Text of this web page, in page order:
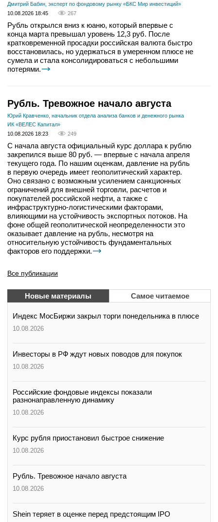
Дмитрий Бабин, эксперт по фондовому рынку «БКС Мир инвестиций»
10.08.2026 18:45
267
Рубль открылся вниз к юаню, который впервые с
конца марта превышал уровень 12,3 руб. После
кратковременной просадки российская валюта быстро
восстановилась, но удержаться в умеренном плюсе не
сумела и стала консолидироваться с небольшими
потерями.
Рубль. Тревожное начало августа
Юрий Кравченко, начальник отдела анализа банков и денежного рынка
ИК «ВЕЛЕС Капитал»
10.08.2026 18:23
249
С начала августа официальный курс доллара к рублю
закрепился выше 80 руб. — впервые с начала апреля
текущего года. По нашим оценкам, давление на рубль
в первую очередь имеет геополитический характер.
Оно связано с возможным усилением санкционных
ограничений для внешней торговли, расчетов и
покупателей российской нефти, а также с
инфраструктурно-логистическими факторами,
влияющими на устойчивость экспортных потоков. На
фоне общей геополитической неопределенности это
оказывает давление на рубль, несмотря на
относительную устойчивость фундаментальных
факторов его поддержки.
Все публикации
Новые материалы Самое читаемое
Индекс МосБиржи закрыл торги понедельника в плюсе
10.08.2026
Инвесторы в РФ ждут новых поводов для покупок
10.08.2026
Российские фондовые индексы показали
разнонаправленную динамику
10.08.2026
Курс рубля приостановил быстрое снижение
10.08.2026
Рубль. Тревожное начало августа
10.08.2026
Shein теряет в оценке перед предстоящим IPO